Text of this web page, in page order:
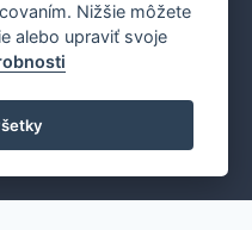
0907 243 648
0915 958 586
Nižšie môžete
alebo upraviť svoje